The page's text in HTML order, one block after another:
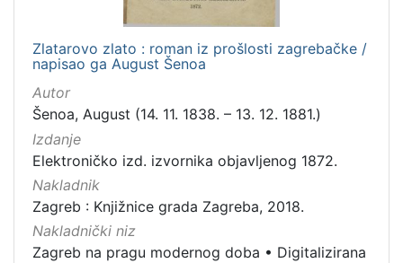
Zlatarovo zlato : roman iz prošlosti zagrebačke /
napisao ga August Šenoa
Autor
Šenoa, August (14. 11. 1838. – 13. 12. 1881.)
Izdanje
Elektroničko izd. izvornika objavljenog 1872.
Nakladnik
Zagreb : Knjižnice grada Zagreba, 2018.
Nakladnički niz
Zagreb na pragu modernog doba • Digitalizirana